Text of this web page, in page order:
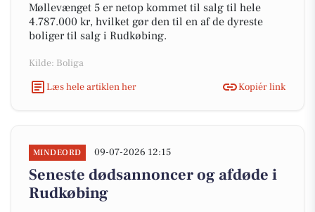
Møllevænget 5 er netop kommet til salg til hele
4.787.000 kr, hvilket gør den til en af de dyreste
boliger til salg i Rudkøbing.
Kilde: Boliga
Læs hele artiklen her
Kopiér link
MINDEORD 09-07-2026 12:15
Seneste dødsannoncer og afdøde i
Rudkøbing